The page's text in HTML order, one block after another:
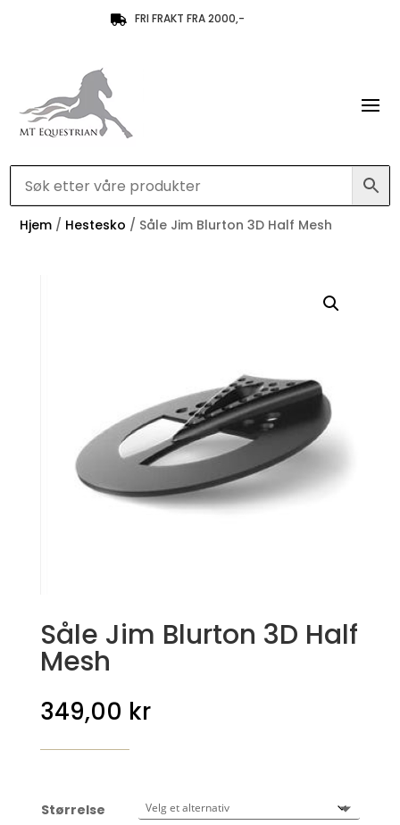
 FRI FRAKT FRA 2000,-
Hjem / Hestesko / Såle Jim Blurton 3D Half Mesh
Såle Jim Blurton 3D Half
Mesh
349,00 kr
Størrelse